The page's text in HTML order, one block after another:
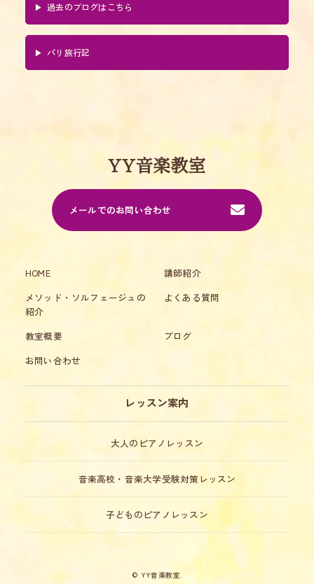
過去のブログはこちら
パリ旅行記
YY音楽教室
メールでのお問い合わせ
HOME
講師紹介
メソッド・ソルフェージュの
紹介
よくある質問
教室概要
ブログ
お問い合わせ
レッスン案内
大人のピアノレッスン
音楽高校・音楽大学受験対策レッスン
子どものピアノレッスン
© YY音楽教室.